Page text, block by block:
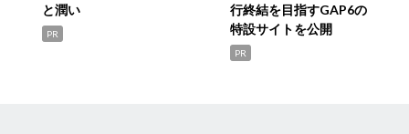
と潤い
PR
行終結を目指すGAP6の
特設サイトを公開
PR